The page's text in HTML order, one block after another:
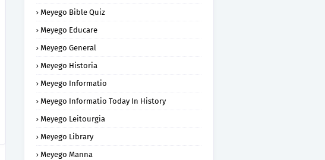
Meyego Bible Quiz
Meyego Educare
Meyego General
Meyego Historia
Meyego Informatio
Meyego Informatio Today In History
Meyego Leitourgia
Meyego Library
Meyego Manna